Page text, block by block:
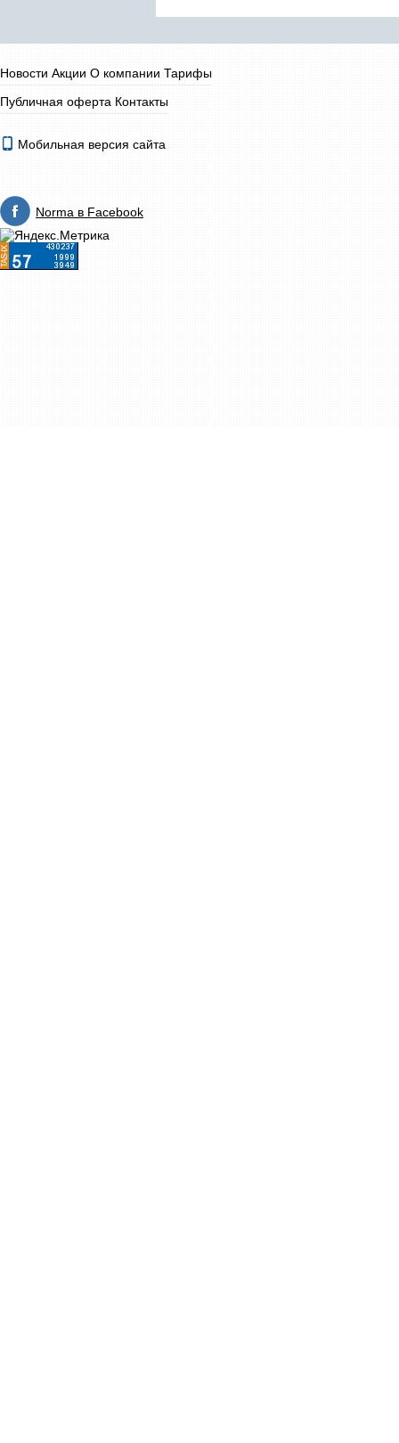
Новости Акции О компании Тарифы
Публичная оферта Контакты
Мобильная версия сайта
Norma в Facebook